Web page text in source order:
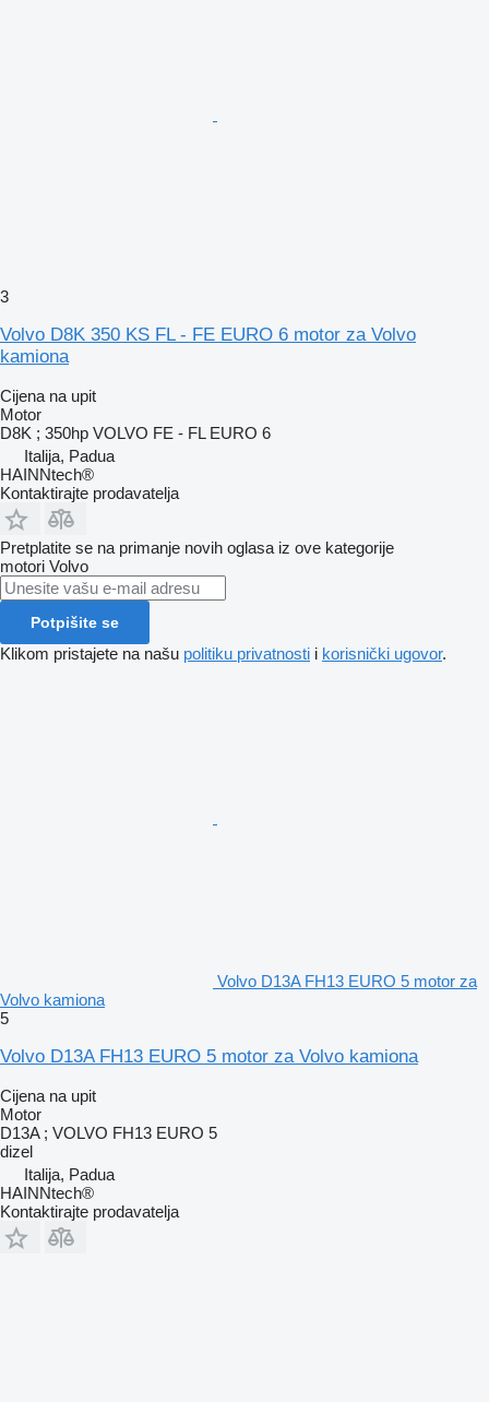
3
Volvo D8K 350 KS FL - FE EURO 6 motor za Volvo
kamiona
Cijena na upit
Motor
D8K ; 350hp VOLVO FE - FL EURO 6
Italija, Padua
HAINNtech®
Kontaktirajte prodavatelja
Pretplatite se na primanje novih oglasa iz ove kategorije
motori Volvo
Potpišite se
Klikom pristajete na našu politiku privatnosti i korisnički ugovor.
Volvo D13A FH13 EURO 5 motor za
Volvo kamiona
5
Volvo D13A FH13 EURO 5 motor za Volvo kamiona
Cijena na upit
Motor
D13A ; VOLVO FH13 EURO 5
dizel
Italija, Padua
HAINNtech®
Kontaktirajte prodavatelja